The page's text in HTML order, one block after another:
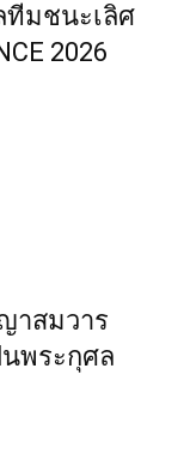
ทีมชนะเลิศ
2026
าสมวาร
นพระกุศล